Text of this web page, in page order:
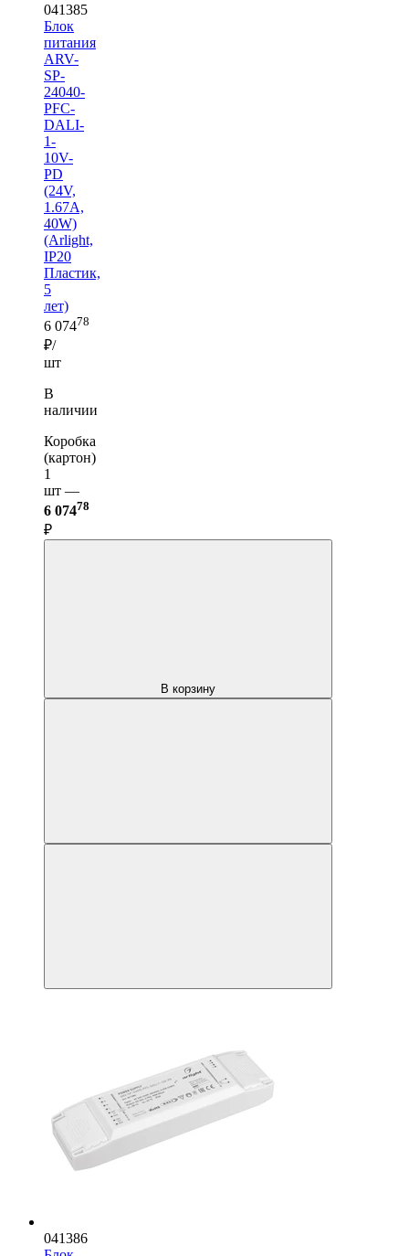
041385
Блок
питания
ARV-
SP-
24040-
PFC-
DALI-
1-
10V-
PD
(24V,
1.67A,
40W)
(Arlight,
IP20
Пластик,
5
лет)
6 07478
₽/
шт
В
наличии
Коробка
(картон)
1
шт —
6 07478
₽
В корзину
041386